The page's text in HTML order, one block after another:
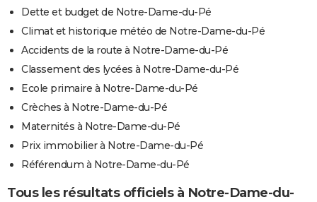
Dette et budget de Notre-Dame-du-Pé
Climat et historique météo de Notre-Dame-du-Pé
Accidents de la route à Notre-Dame-du-Pé
Classement des lycées à Notre-Dame-du-Pé
Ecole primaire à Notre-Dame-du-Pé
Crèches à Notre-Dame-du-Pé
Maternités à Notre-Dame-du-Pé
Prix immobilier à Notre-Dame-du-Pé
Référendum à Notre-Dame-du-Pé
Tous les résultats officiels à Notre-Dame-du-